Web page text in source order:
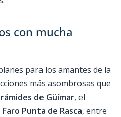
con mucha
para los amantes de la
más asombrosas que
de Güímar, el
Punta de Rasca, entre